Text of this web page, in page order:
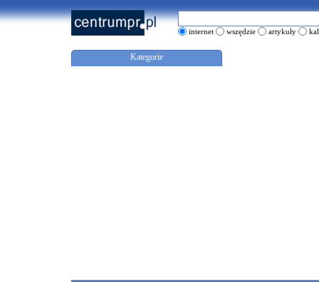
internet wszędzie artykuły
Kategorie